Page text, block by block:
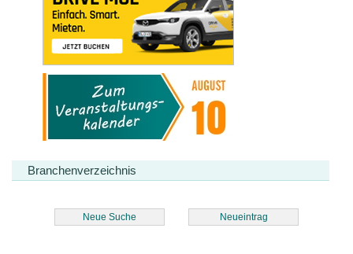
Branchenverzeichnis
Neue Suche Neueintrag